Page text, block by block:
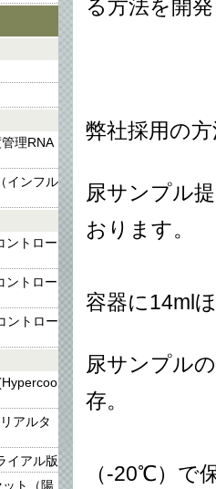
理RNA
インフル
ントロー
ントロー
ントロー
アルタ
イアル版
ト（陽
る方法を開
弊社採用の
尿サンプル
おります。
容器に14ml
尿サンプル
存。
（-20℃）で